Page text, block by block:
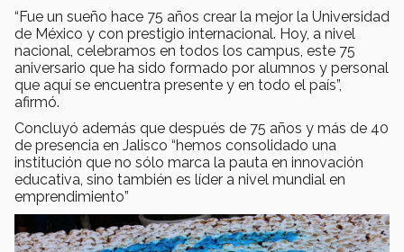
“Fue un sueño hace 75 años crear la mejor la Universidad
de México y con prestigio internacional. Hoy, a nivel
nacional, celebramos en todos los campus, este 75
aniversario que ha sido formado por alumnos y personal
que aquí se encuentra presente y en todo el país”,
afirmó.
Concluyó además que después de 75 años y más de 40
de presencia en Jalisco “hemos consolidado una
institución que no sólo marca la pauta en innovación
educativa, sino también es líder a nivel mundial en
emprendimiento”